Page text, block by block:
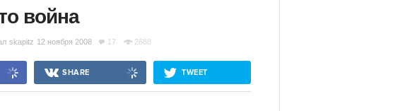
война
skapitz 12 ноября 2008 17 2688
SHARE TWEET